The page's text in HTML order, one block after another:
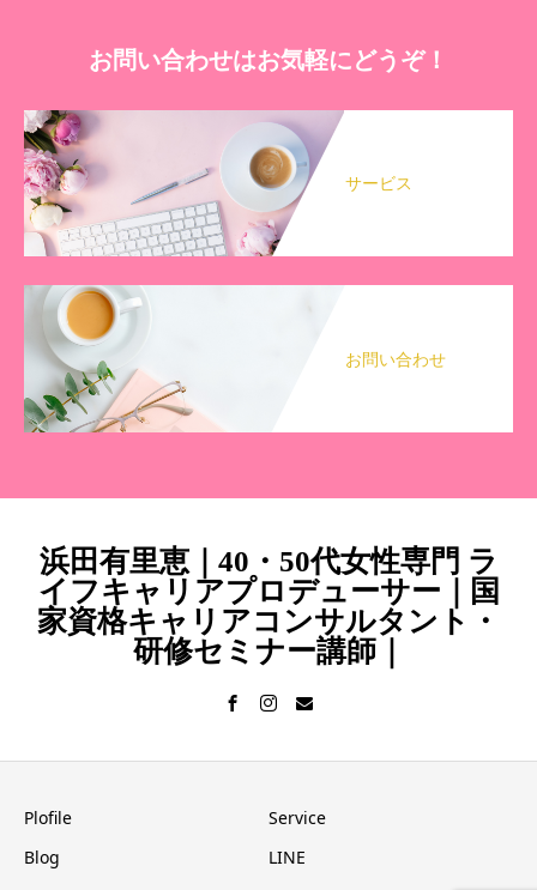
お問い合わせはお気軽にどうぞ！
サービス
お問い合わせ
浜田有里恵｜40・50代女性専門 ラ
イフキャリアプロデューサー｜国
家資格キャリアコンサルタント・
研修セミナー講師｜
Plofile
Service
Blog
LINE